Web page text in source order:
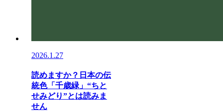
2026.1.27
読めますか？日本の伝
統色「千歳緑」“ちと
せみどり”とは読みま
せん